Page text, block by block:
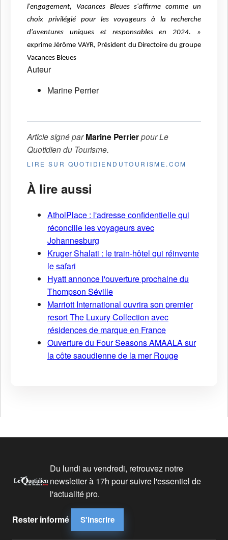
l'engagement, Vacances Bleues s'affirme comme un
choix privilégié pour les voyageurs à la recherche
d'aventures uniques et responsables en 2024. »
exprime Jérôme VAYR, Président du Directoire du groupe
Vacances Bleues
Auteur
Marine Perrier
Article signé parMarine PerrierpourLe
Quotidien du Tourisme.
LIRE SUR QUOTIDIENDUTOURISME.COM
À lire aussi
AtholPlace : l'adresse confidentielle qui
réconcilie les voyageurs avec
Johannesburg
Kruger Shalati : le train-hôtel qui réinvente
le safari
Hyatt annonce l'ouverture prochaine du
Thompson Séville
Marriott International ouvrira son premier
resort The Luxury Collection avec
résidences de marque en France
Ouverture du Four Seasons AMAALA sur
la côte saoudienne de la mer Rouge
Du lundi au vendredi, retrouvez notre
newsletter à 17h pour suivre l'essentiel de
l'actualité pro.
Rester informé S'inscrire